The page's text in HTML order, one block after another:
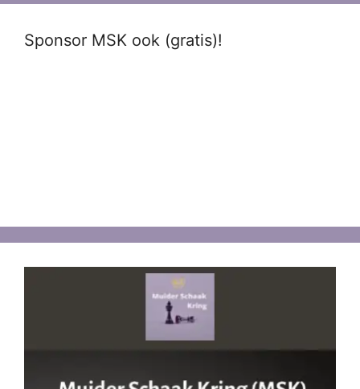
Sponsor MSK ook (gratis)!